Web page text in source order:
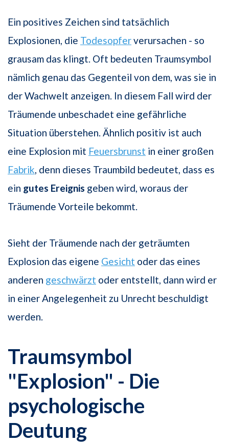
Ein positives Zeichen sind tatsächlich
Explosionen, die Todesopferverursachen - so
grausam das klingt. Oft bedeuten Traumsymbol
nämlich genau das Gegenteil von dem, was sie in
der Wachwelt anzeigen. In diesem Fall wird der
Träumende unbeschadet eine gefährliche
Situation überstehen. Ähnlich positiv ist auch
eine Explosion mit Feuersbrunst in einer großen
Fabrik , denn dieses Traumbild bedeutet, dass es
ein gutes Ereignis geben wird, woraus der
Träumende Vorteile bekommt.
Sieht der Träumende nach der geträumten
Explosion das eigene Gesicht oder das eines
anderen geschwärzt oder entstellt, dann wird er
in einer Angelegenheit zu Unrecht beschuldigt
werden.
Traumsymbol
"Explosion" - Die
psychologische
Deutung